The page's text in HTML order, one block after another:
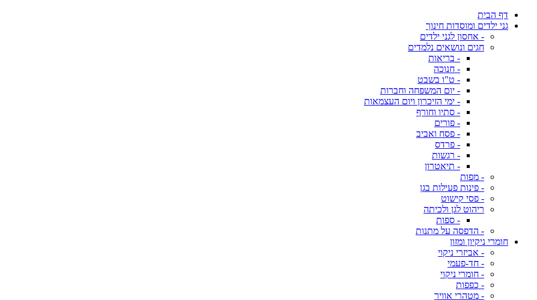
דף הבית
גני ילדים ומוסדות חינוך
- אחסון לגני ילדים
חגים ונושאים נלמדים
- בריאות
- חנוכה
- ט"ו בשבט
- יום המשפחה וחברות
- ימי הזיכרון ויום העצמאות
- סתיו וחורף
- פורים
- פסח ואביב
- פרדס
- רגשות
- תיאטרון
- מפות
- פינות פעילות בגן
- פסי קישוט
ריהוט לגן ולכיתה
- ספות
- הדפסה על מתנות
חומרי ניקיון ומזון
- אביזרי ניקוי
- חד-פעמי
- חומרי ניקוי
- כפפות
- מטהרי אוויר